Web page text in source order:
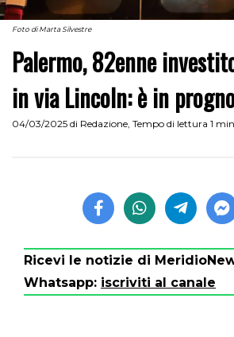
Foto di Marta Silvestre
Palermo, 82enne
in via Lincoln: è in
04/03/2025 di Redazione, Tempo di lettura 1 min
Ricevi le notizie di
Whatsapp: iscriviti al canale